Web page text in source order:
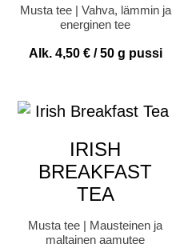
Arvostelu
tuotteesta:
4.00
/ 5
Musta tee | Vahva, lämmin ja
energinen tee
Alk. 4,50 €/ 50 g pussi
IRISH
BREAKFAST
TEA
Musta tee | Mausteinen ja
maltainen aamutee